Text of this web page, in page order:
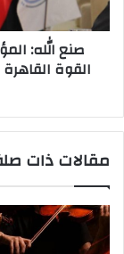
صنع الله:
القوة
مقالات ذات